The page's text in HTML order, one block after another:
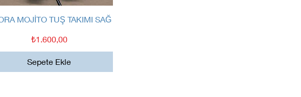
Hızlı Bakış
MOJİTO TUŞ TAKIMI SAĞ
Fiyat
₺1.600,00
Sepete Ekle